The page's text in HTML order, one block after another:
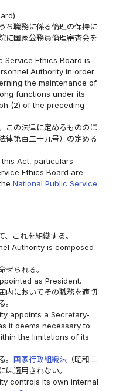
ち職務に係る倫理の保持に
に国家公務員倫理審査会を
Service Ethics Board is
Authority in order
the maintenance of
functions under its
(2) of the preceding
この法律に定めるもののほ
律第百二十九号）の定める
Act, particulars
Ethics Board are
National Public Service
これを組織する。
Authority is composed
ぜられる。
as President.
内においてその職務を適切
。
appoints a Secretary-
it deems necessary to
the limitations of its
。国家行政組織法 （昭和二
は適用されない。
controls its own internal